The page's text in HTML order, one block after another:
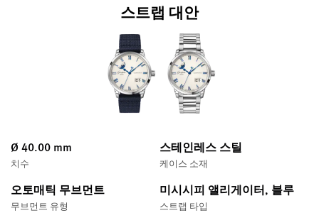
스트랩 대안
Ø 40.00 mm
치수
스테인레스 스틸
케이스 소재
오토매틱 무브먼트
무브먼트 유형
미시시피 앨리게이터, 블루
스트랩 타입